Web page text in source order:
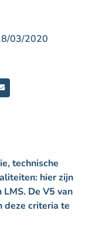
03/2020
technische
hier zijn
De V5 van
deze criteria te